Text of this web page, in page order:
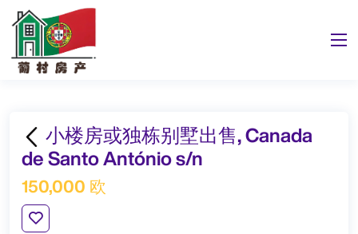
小楼房或独栋别墅出售, Canada
de Santo António s/n
150,000 欧